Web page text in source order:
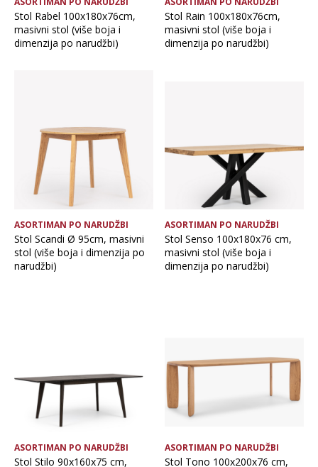
Stol Rabel 100x180x76cm,
masivni stol (više boja i
dimenzija po narudžbi)
Stol Rain 100x180x76cm,
masivni stol (više boja i
dimenzija po narudžbi)
ASORTIMAN PO NARUDŽBI
Stol Scandi Ø 95cm, masivni
stol (više boja i dimenzija po
narudžbi)
ASORTIMAN PO NARUDŽBI
Stol Senso 100x180x76 cm,
masivni stol (više boja i
dimenzija po narudžbi)
ASORTIMAN PO NARUDŽBI
Stol Stilo 90x160x75 cm,
ASORTIMAN PO NARUDŽBI
Stol Tono 100x200x76 cm,